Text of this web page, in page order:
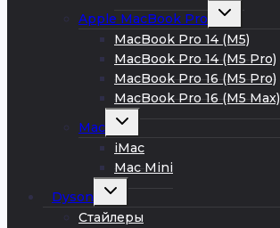
Apple MacBook Pro
Развернуть
меню
MacBook Pro 14 (M5)
MacBook Pro 14 (M5 Pro)
MacBook Pro 16 (M5 Pro)
MacBook Pro 16 (M5 Max)
Mac
Развернуть
меню
iMac
Mac Mini
Dyson
Развернуть
меню
Стайлеры